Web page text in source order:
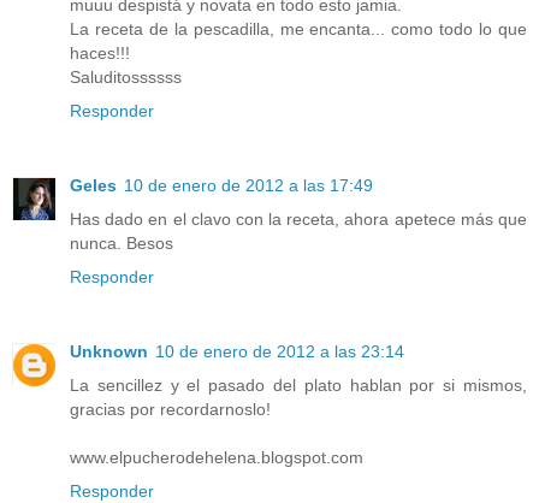
muuu despistá y novata en todo esto jamia.
La receta de la pescadilla, me encanta... como todo lo que
haces!!!
Saluditossssss
Responder
Geles 10 de enero de 2012 a las 17:49
Has dado en el clavo con la receta, ahora apetece más que
nunca. Besos
Responder
Unknown 10 de enero de 2012 a las 23:14
La sencillez y el pasado del plato hablan por si mismos,
gracias por recordarnoslo!
www.elpucherodehelena.blogspot.com
Responder